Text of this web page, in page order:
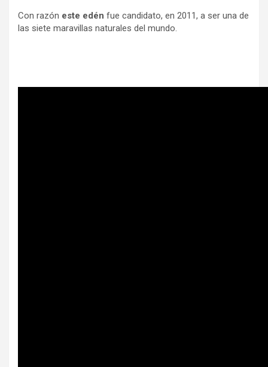
Con razón este edén fue candidato, en 2011, a ser una de
las siete maravillas naturales del mundo.